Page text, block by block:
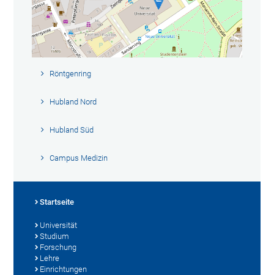
Röntgenring
Hubland Nord
Hubland Süd
Campus Medizin
Startseite
Universität
Studium
Forschung
Lehre
Einrichtungen